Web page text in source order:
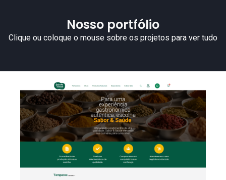
Nosso portfólio
Clique ou coloque o mouse sobre os projetos para ver tudo